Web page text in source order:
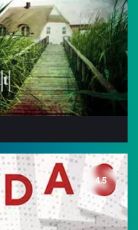
4.5